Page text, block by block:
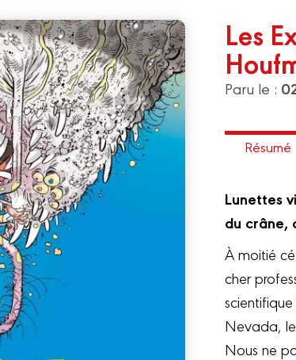
Les
Paru le :
Résumé
Lunettes
du crâne,
À moitié
cher
Nevada, le
Nous ne